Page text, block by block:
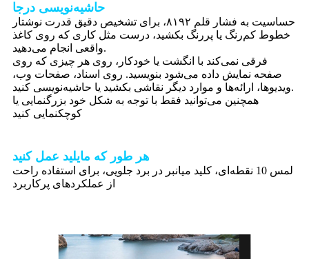
حاشیه‌نویسی درجا
حساسیت به فشار قلم ۸۱۹۲، برای تشخیص دقیق قدرت نوشتار
خطوط کم‌رنگ یا پررنگ بکشید، درست مثل کاری که روی کاغذ
واقعی انجام می‌دهید.
فرقی نمی‌کند با انگشت یا خودکار، روی هر چیزی که روی
صفحه نمایش داده می‌شود بنویسید. روی اسناد، صفحات وب،
ویدیوها، ارائه‌ها و موارد دیگر نقاشی بکشید یا حاشیه‌نویسی کنید.
همچنین می‌توانید فقط با توجه به شکل خود بزرگنمایی یا
کوچکنمایی کنید
هر طور که مایلید عمل کنید
لمس 10 نقطه‌ای، کلید میانبر در برد جلویی، برای استفاده راحت
از عملکردهای پرکاربرد